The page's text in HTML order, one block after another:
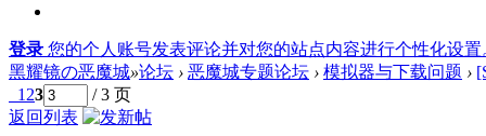
登录 您的个人账号发表评论并对您的站点内容进行个性化设置
黑耀镜の恶魔城»论坛 › 恶魔城专题论坛 › 模拟器与下载问题 ›
1 23
/ 3 页
返回列表